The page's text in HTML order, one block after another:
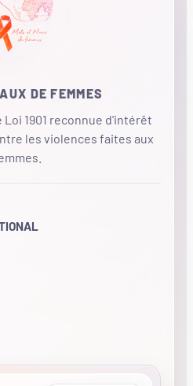
DE FEMMES
Loi 1901 reconnue d'intérêt
les violences faites aux